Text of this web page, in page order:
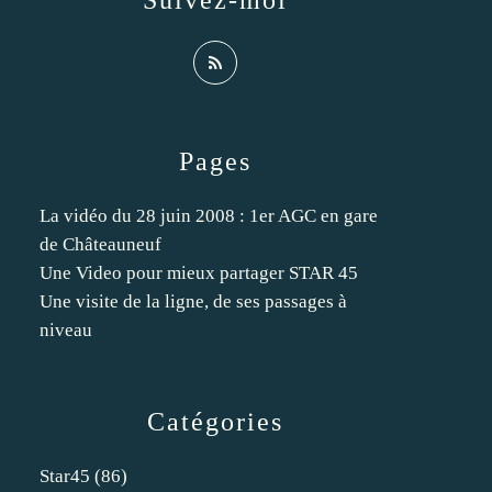
Catégories
Star45 (86)
Pages
La vidéo du 28 juin 2008 : 1er AGC en gare
de Châteauneuf
Une Video pour mieux partager STAR 45
Une visite de la ligne, de ses passages à
niveau